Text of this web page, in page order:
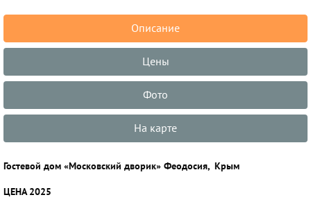
Описание
Цены
Фото
На карте
Гостевой дом «Московский дворик» Феодосия, Крым
ЦЕНА 2025